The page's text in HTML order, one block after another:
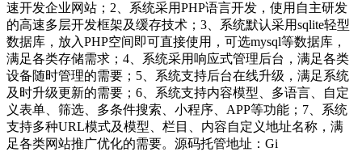
速开发企业网站；2、系统采用PHP语言开发，使用自主研发
的高速多层开发框架及缓存技术；3、系统默认采用sqlite轻型
数据库，放入PHP空间即可直接使用，可选mysql等数据库，
满足各类存储需求；4、系统采用响应式管理后台，满足各类
设备随时管理的需要；5、系统支持后台在线升级，满足系统
及时升级更新的需要；6、系统支持内容模型、多语言、自定
义表单、筛选、多条件搜索、小程序、APP等功能；7、系统
支持多种URL模式及模型、栏目、内容自定义地址名称，满
足各类网站推广优化的需要。源码托管地址：Gi